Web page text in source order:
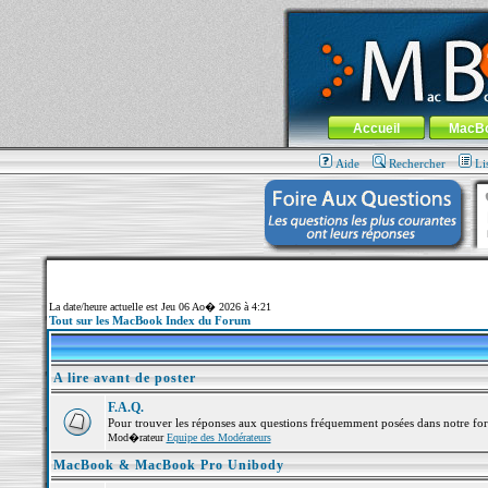
MacBook-fr.com : 100% Apple... 100%
Aller au contenu-Aller au menu
Menu général
Accueil
Aide Rechercher
La date/heure actuelle est Jeu 06 Ao� 2026 à 4:21
Tout sur les MacBook Index du Forum
A lire avant de poster
F.A.Q.
Pour trouver les réponses aux questions fréquemment posées dans notre
Mod�rateurEquipe des Modérateurs
MacBook & MacBook Pro Unibody